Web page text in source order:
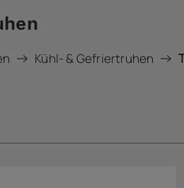
Kühl- & Gefriertruhen